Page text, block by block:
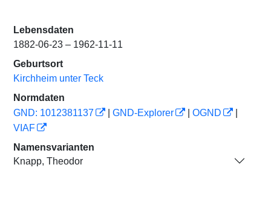
Lebensdaten
1882-06-23 – 1962-11-11
Geburtsort
Kirchheim unter Teck
Normdaten
GND: 1012381137
GND-Explorer OGND
VIAF
Namensvarianten
Knapp, Theodor